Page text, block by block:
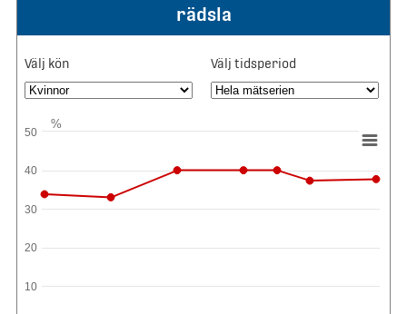
rädsla
Välj kön Välj tidsperiod
%
10
20
30
40
50